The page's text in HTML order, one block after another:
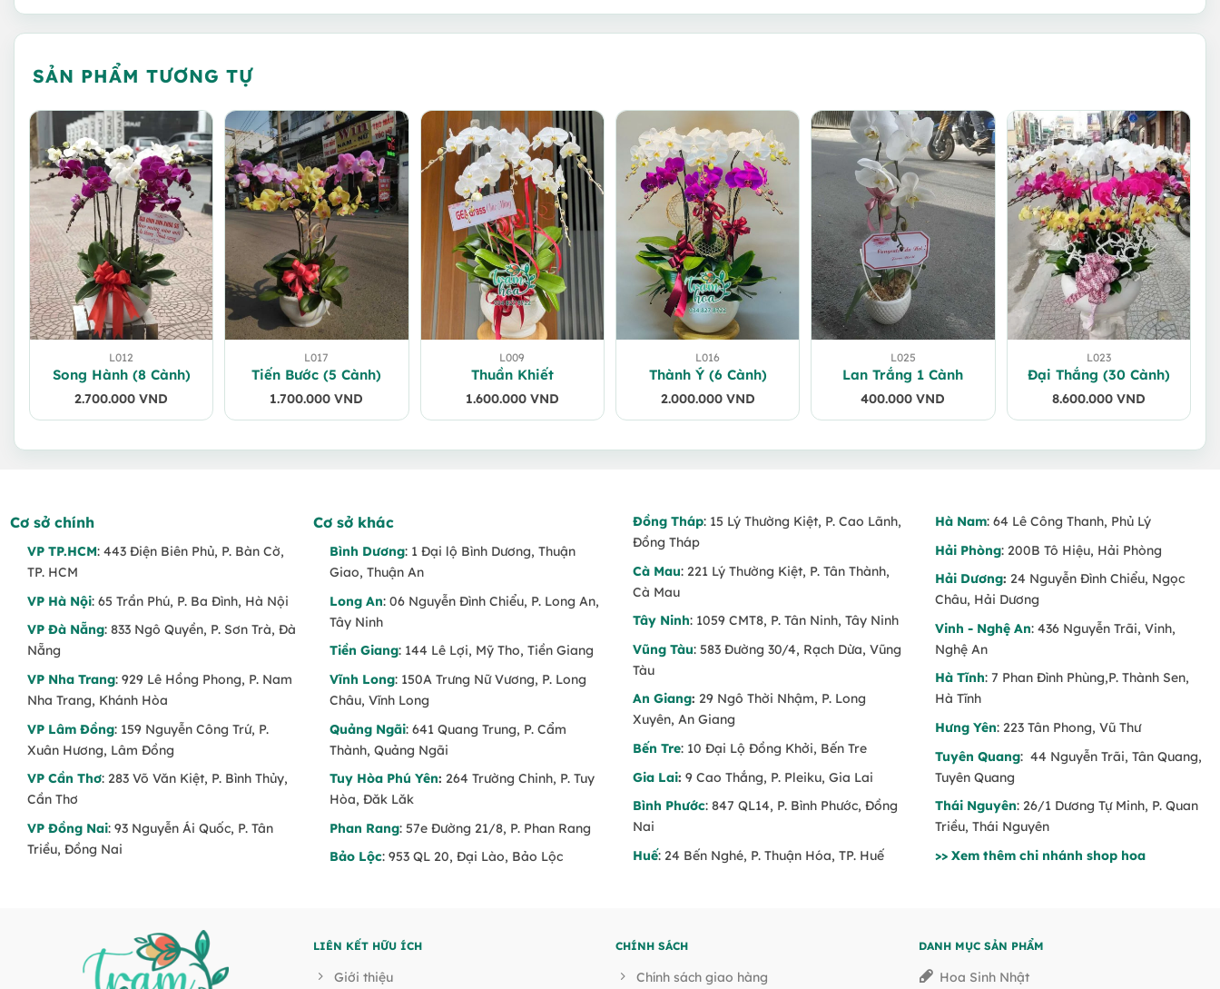
SẢN PHẨM TƯƠNG TỰ
L012
Song Hành (8 Cành)
2.700.000VND
L017
Tiến Bước (5 Cành)
1.700.000VND
L009
Thuần Khiết
1.600.000 VND
L016
Thành Ý (6 Cành)
2.000.000 VND
L025
Lan Trắng 1 Cành
400.000VND
L023
Đại Thắng (30 Cành)
8.600.000 VND
Cơ sở chính
VP TP.HCM: 443 Điện Biên Phủ, P. Bàn Cờ,
TP. HCM
VP Hà Nội: 65 Trần Phú, P. Ba Đình, Hà Nội
VP Đà Nẵng: 833 Ngô Quyền, P. Sơn Trà, Đà
Nẵng
VP Nha Trang: 929 Lê Hồng Phong, P. Nam
Nha Trang, Khánh Hòa
VP Lâm Đồng: 159 Nguyễn Công Trứ, P.
Xuân Hương, Lâm Đồng
VP Cần Thơ: 283 Võ Văn Kiệt, P. Bình Thủy,
Cần Thơ
VP Đồng Nai: 93 Nguyễn Ái Quốc, P. Tân
Triều, Đồng Nai
Cơ sở khác
Bình Dương: 1 Đại lộ Bình Dương, Thuận
Giao, Thuận An
Long An: 06 Nguyễn Đình Chiểu, P. Long An,
Tây Ninh
Tiền Giang: 144 Lê Lợi, Mỹ Tho, Tiền Giang
Vĩnh Long: 150A Trưng Nữ Vương, P. Long
Châu, Vĩnh Long
Quảng Ngãi: 641 Quang Trung, P. Cẩm
Thành, Quảng Ngãi
Tuy Hòa Phú Yên: 264 Trường Chinh, P. Tuy
Hòa, Đăk Lăk
Phan Rang: 57e Đường 21/8, P. Phan Rang
Bảo Lộc: 953 QL 20, Đại Lào, Bảo Lộc
Đồng Tháp: 15 Lý Thường Kiệt, P. Cao Lãnh,
Đồng Tháp
Cà Mau: 221 Lý Thường Kiệt, P. Tân Thành,
Cà Mau
Tây Ninh: 1059 CMT8, P. Tân Ninh, Tây Ninh
Vũng Tàu: 583 Đường 30/4, Rạch Dừa, Vũng
Tàu
An Giang: 29 Ngô Thời Nhậm, P. Long
Xuyên, An Giang
Bến Tre: 10 Đại Lộ Đồng Khởi, Bến Tre
Gia Lai: 9 Cao Thắng, P. Pleiku, Gia Lai
Bình Phước: 847 QL14, P. Bình Phước, Đồng
Nai
Huế: 24 Bến Nghé, P. Thuận Hóa, TP. Huế
Hà Nam: 64 Lê Công Thanh, Phủ Lý
Hải Phòng: 200B Tô Hiệu, Hải Phòng
Hải Dương: 24 Nguyễn Đình Chiểu, Ngọc
Châu, Hải Dương
Vinh - Nghệ An: 436 Nguyễn Trãi, Vinh,
Nghệ An
Hà Tĩnh: 7 Phan Đình Phùng,P. Thành Sen,
Hà Tĩnh
Hưng Yên: 223 Tân Phong, Vũ Thư
Tuyên Quang: 44 Nguyễn Trãi, Tân Quang,
Tuyên Quang
Thái Nguyên: 26/1 Dương Tự Minh, P. Quan
Triều, Thái Nguyên
>> Xem thêm chi nhánh shop hoa
LIÊN KẾT HỮU ÍCH
Giới thiệu
CHÍNH SÁCH
Chính sách giao hàng
DANH MỤC SẢN PHẨM
Hoa Sinh Nhật